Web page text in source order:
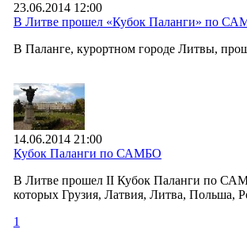
23.06.2014 12:00
В Литве прошел «Кубок Паланги» по
В Паланге, курортном городе Литвы,
14.06.2014 21:00
Кубок Паланги по САМБО
В Литве прошел II Кубок Паланги по
которых Грузия, Латвия, Литва, Польша,
1